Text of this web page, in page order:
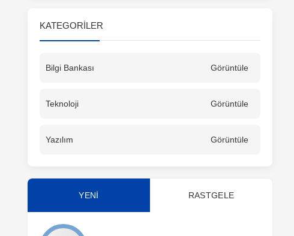
KATEGORILER
Bilgi Bankası Görüntüle
Teknoloji Görüntüle
Yazılım Görüntüle
YENİ RASTGELE